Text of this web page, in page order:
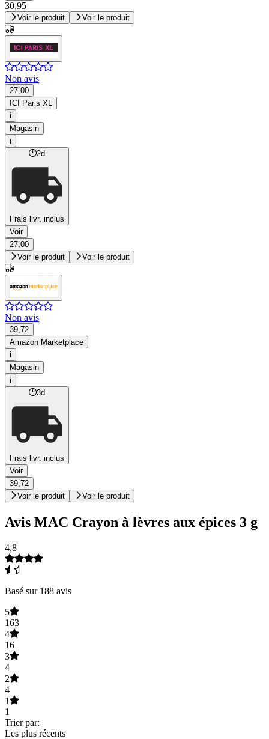
30,95
Voir le produit Voir le produit
Non avis
27,00
ICI Paris XL
i
Magasin
i
2d
Frais livr. inclus
Voir
27,00
Voir le produit
Voir le produit
Non avis
39,72
Amazon Marketplace
i
Magasin
i
3d
Frais livr. inclus
Voir
39,72
Voir le produit
Voir le produit
Avis MAC Crayon à lèvres aux épices 3 g
4,8
Basé sur 188 avis
5
163
4
16
3
4
2
4
1
1
Trier par:
Les plus récents